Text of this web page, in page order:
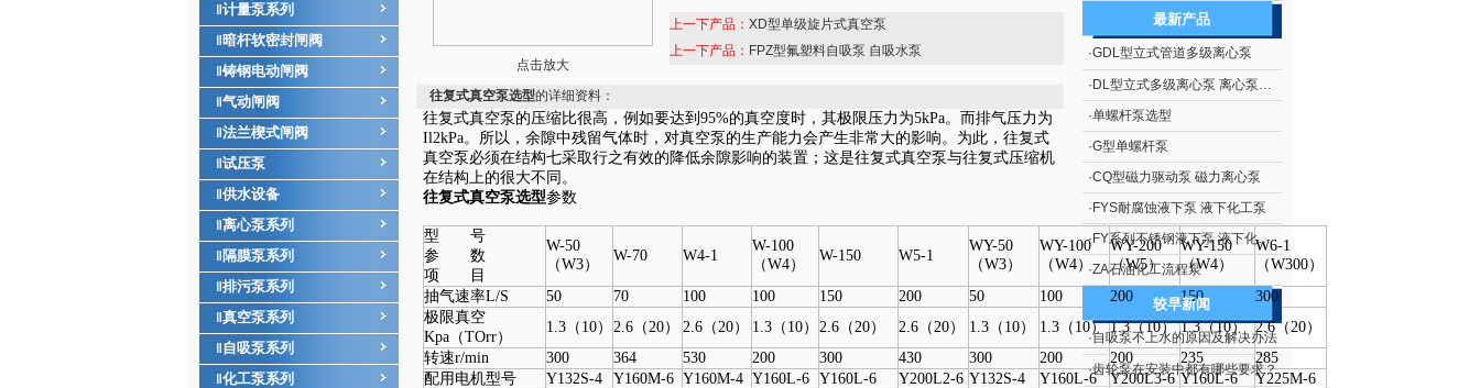
计量泵系列
暗杆软密封闸阀
铸钢电动闸阀
气动闸阀
法兰楔式闸阀
试压泵
供水设备
离心泵系列
隔膜泵系列
排污泵系列
真空泵系列
自吸泵系列
化工泵系列
点击放大
上一下产品： XD型单级旋片式真空泵
上一下产品： FPZ型氟塑料自吸泵 自吸水泵
往复式真空泵选型的详细资料：
往复式真空泵的压缩比很高，例如要达到95%的真空度时，其极限压力为5kPa。而排气压力为
Il2kPa。所以，余隙中残留气体时，对真空泵的生产能力会产生非常大的影响。为此，往复式
真空泵必须在结构七采取行之有效的降低余隙影响的装置；这是往复式真空泵与往复式压缩机
在结构上的很大不同。
往复式真空泵选型参数
型 号
参 数
项 目
W-50
（W3）
W-70 W4-1
W-100
（W4）
W-150 W5-1
WY-50
（W3）
WY-100
（W4）
WY-200
（W5）
WY-150
（W4）
W6-1
（W300）
抽气速率L/S
50 70 100 100 150 200 50 100 200 150
300
极限真空
Kpa（TOrr）
1.3（10） 2.6（20） 2.6（20） 1.3（10） 2.6（20） 2.6（20） 1.3（10） 1.3（10） 1.3（10） 1.3（10） 2.6（20）
转速r/min
300 364 530 200 300 430 300 200 200 235
285
配用电机型号
Y132S-4 Y160M-6 Y160M-4 Y160L-6 Y160L-6 Y200L2-6 Y132S-4 Y160L-6 Y200L3-6 Y160L-6
Y225M-6
最新产品
·GDL型立式管道多级离心泵
· DL型立式多级离心泵 离心泵生产
·单螺杆泵选型
·G型单螺杆泵
·CQ型磁力驱动泵 磁力离心泵
· FYS耐腐蚀液下泵 液下化工泵
· FY系列不锈钢液下泵 液下化工泵
·ZA石油化工流程泵
较早新闻
·自吸泵不上水的原因及解决办法
·齿轮泵在安装中都有哪些要求？